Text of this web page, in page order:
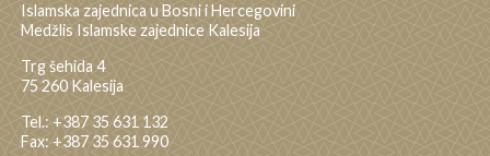
Islamska zajednica u Bosni i Hercegovini
Medžlis Islamske zajednice Kalesija
Trg šehida 4
75 260 Kalesija
Tel.: +387 35 631 132
Fax: +387 35 631 990